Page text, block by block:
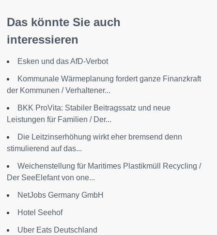
Das könnte Sie auch
interessieren
Esken und das AfD-Verbot
Kommunale Wärmeplanung fordert ganze Finanzkraft
der Kommunen / Verhaltener...
BKK ProVita: Stabiler Beitragssatz und neue
Leistungen für Familien / Der...
Die Leitzinserhöhung wirkt eher bremsend denn
stimulierend auf das...
Weichenstellung für Maritimes Plastikmüll Recycling /
Der SeeElefant von one...
NetJobs Germany GmbH
Hotel Seehof
Uber Eats Deutschland